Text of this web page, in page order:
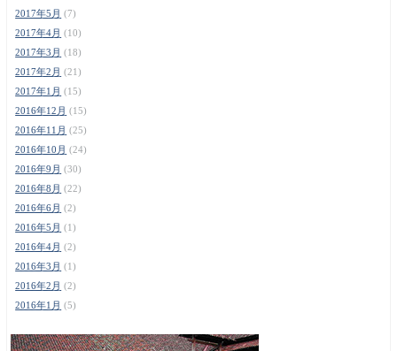
2017年5月 (7)
2017年4月 (10)
2017年3月 (18)
2017年2月 (21)
2017年1月 (15)
2016年12月 (15)
2016年11月 (25)
2016年10月 (24)
2016年9月 (30)
2016年8月 (22)
2016年6月 (2)
2016年5月 (1)
2016年4月 (2)
2016年3月 (1)
2016年2月 (2)
2016年1月 (5)